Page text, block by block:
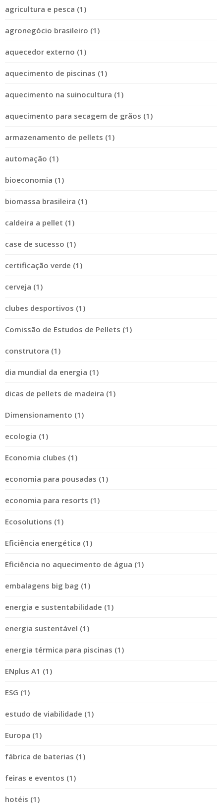
agricultura e pesca (1)
agronegócio brasileiro (1)
aquecedor externo (1)
aquecimento de piscinas (1)
aquecimento na suinocultura (1)
aquecimento para secagem de grãos (1)
armazenamento de pellets (1)
automação (1)
bioeconomia (1)
biomassa brasileira (1)
caldeira a pellet (1)
case de sucesso (1)
certificação verde (1)
cerveja (1)
clubes desportivos (1)
Comissão de Estudos de Pellets (1)
construtora (1)
dia mundial da energia (1)
dicas de pellets de madeira (1)
Dimensionamento (1)
ecologia (1)
Economia clubes (1)
economia para pousadas (1)
economia para resorts (1)
Ecosolutions (1)
Eficiência energética (1)
Eficiência no aquecimento de água (1)
embalagens big bag (1)
energia e sustentabilidade (1)
energia sustentável (1)
energia térmica para piscinas (1)
ENplus A1 (1)
ESG (1)
estudo de viabilidade (1)
Europa (1)
fábrica de baterias (1)
feiras e eventos (1)
hotéis (1)